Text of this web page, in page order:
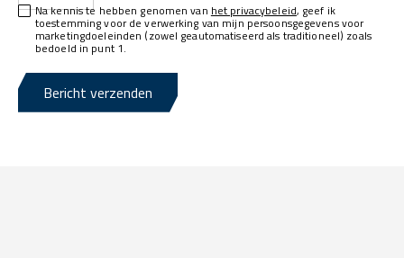
Na kennis te hebben genomen van het privacybeleid, geef ik
toestemming voor de verwerking van mijn persoonsgegevens voor
marketingdoeleinden (zowel geautomatiseerd als traditioneel) zoals
bedoeld in punt 1.
Bericht verzenden